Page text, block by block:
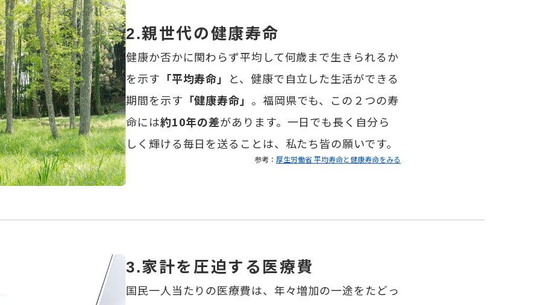
2.親世代の健康寿命
健康か否かに関わらず平均して何歳まで生きられるか
を示す 「平均寿命」 と、健康で自立した生活ができる
期間を示す 「健康寿命」 。福岡県でも、この２つの寿
命には約10年の差があります。一日でも長く自分ら
しく輝ける毎日を送ることは、私たち皆の願いです。
参考： 厚生労働省 平均寿命と健康寿命をみる
3.家計を圧迫する医療費
国民一人当たりの医療費は、年々増加の一途をたどっ